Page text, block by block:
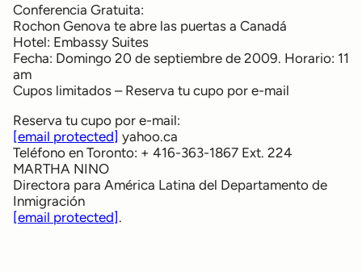
Conferencia Gratuita:
Rochon Genova te abre las puertas a Canadá
Hotel: Embassy Suites
Fecha: Domingo 20 de septiembre de 2009. Horario: 11
am
Cupos limitados – Reserva tu cupo por e-mail
Reserva tu cupo por e-mail:
[email protected] yahoo.ca
Teléfono en Toronto: + 416-363-1867 Ext. 224
MARTHA NINO
Directora para América Latina del Departamento de
Inmigración
[email protected].